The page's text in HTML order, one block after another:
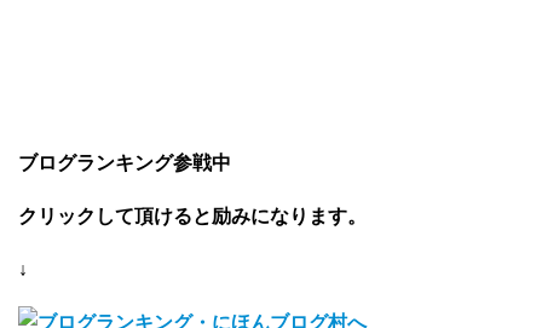
ブログランキング参戦中
クリックして頂けると励みになります。
↓